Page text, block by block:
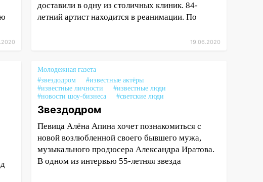
доставили в одну из столичных клиник. 84-
летний артист находится в реанимации. По
19.06.2020
Молодежная газета
#звездодром
#известные актёры
#известные личности
#известные люди
#новости шоу-бизнеса
#светские люди
Звездодром
Певица Алёна Апина хочет познакомиться с
новой возлюбленной своего бывшего мужа,
музыкального продюсера Александра Иратова.
В одном из интервью 55-летняя звезда